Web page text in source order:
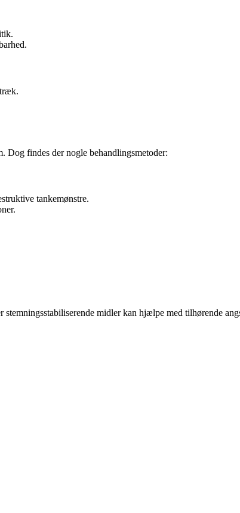
Dog findes der nogle behandlingsmetoder:
tankemønstre.
midler kan hjælpe med tilhørende